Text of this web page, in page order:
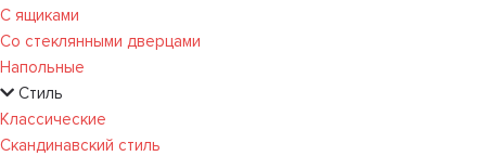
С ящиками
Со стеклянными дверцами
Напольные
Стиль
Классические
Скандинавский стиль